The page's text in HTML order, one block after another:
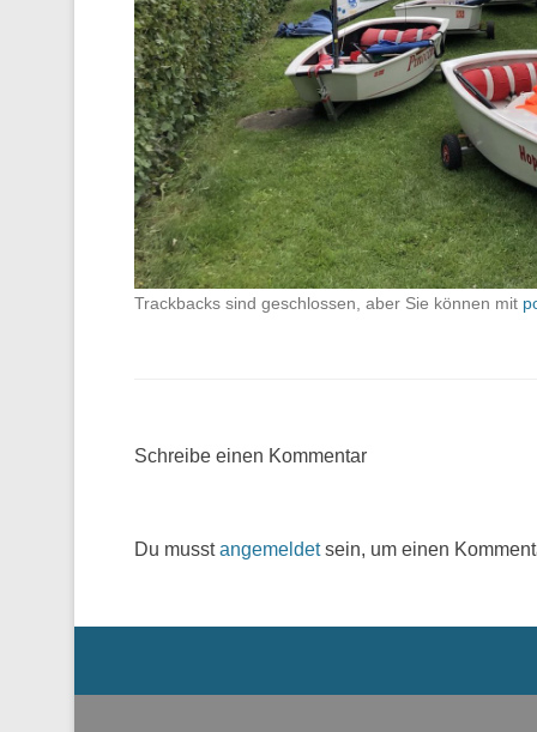
Trackbacks sind geschlossen, aber Sie können mit
Schreibe einen Kommentar
Du musstangemeldetsein, um einen